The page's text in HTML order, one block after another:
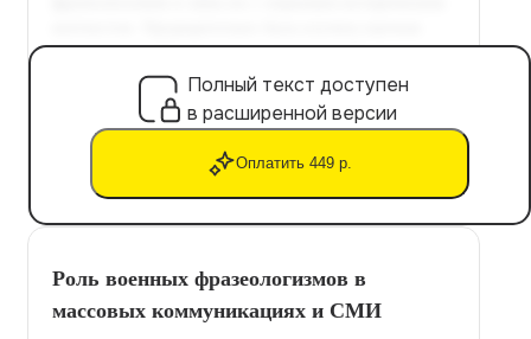
Полный текст доступен
в расширенной версии
Оплатить 449 р.
Роль военных фразеологизмов в
массовых коммуникациях и СМИ